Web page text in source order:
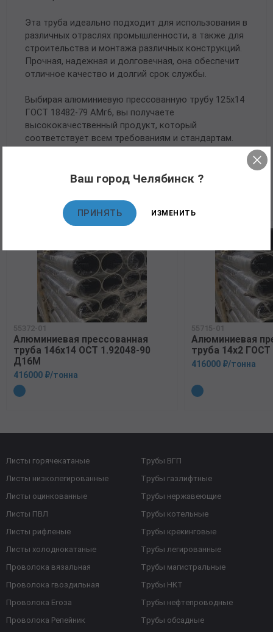
Эта труба идеально подходит для использования в
различных отраслях промышленности, а также для
строительства и монтажа различных конструкций.
Прочная, надежная и долговечная, она обеспечит
отличное качество и долгий срок службы.
Выбирая алюминиевую прессованную трубу 125х14
ГОСТ 18482-79 АМг6, вы получаете
высококачественный продукт, который
соответствует всем требованиям и стандартам.
Рекомендуемые товары
55372-01
Алюминиевая прессованная
труба 146х14 ОСТ 1.92048-90
Д16М
416000 ₽/тонна
55715-01
Алюминиевая
труба 14х2
416000 ₽/тонна
Листы горячекатаные
Листы низколегированные
Листы оцинкованные
Листы ПВЛ
Листы рифленые
Листы холоднокатаные
Проволока вязальная
Проволока гвоздильная
Проволока Егоза
Проволока Репейник
Трубы ВГП
Трубы газлифтные
Трубы нержавеющие
Трубы котельные
Трубы крекинговые
Трубы легированные
Трубы магистральные
Трубы НКТ
Трубы нефтепроводные
Трубы обсадные
Ваш город Челябинск ?
ПРИНЯТЬ ИЗМЕНИТЬ